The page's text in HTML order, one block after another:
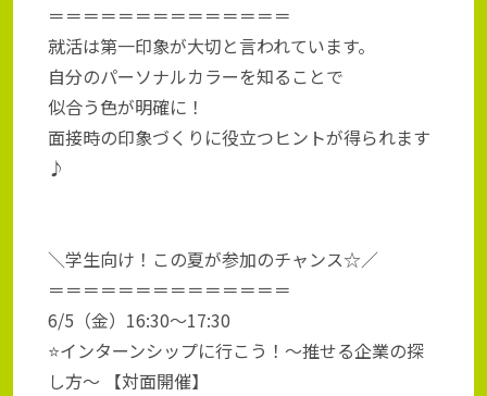
＝＝＝＝＝＝＝＝＝＝＝＝＝＝
就活は第一印象が大切と言われています。
自分のパーソナルカラーを知ることで
似合う色が明確に！
面接時の印象づくりに役立つヒントが得られます
♪
＼学生向け！この夏が参加のチャンス☆／
＝＝＝＝＝＝＝＝＝＝＝＝＝＝
6/5（金）16:30～17:30
⭐インターンシップに行こう！～推せる企業の探
し方～ 【対面開催】